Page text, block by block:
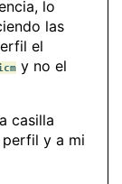
lo
las
el
y no el
casilla
y a mi